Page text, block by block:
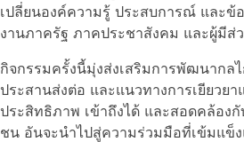
เปลี่ยนองค์ความรู้ ประสบการณ์ และข้
งานภาครัฐ ภาคประชาสังคม และผู้มีส่
กิจกรรมครั้งนี้มุ่งส่งเสริมการพัฒนากลไ
ประสานส่งต่อ และแนวทางการเยียวย
ประสิทธิภาพ เข้าถึงได้ และสอดคล้อง
ชน อันจะนำไปสู่ความร่วมมือที่เข้มแข็